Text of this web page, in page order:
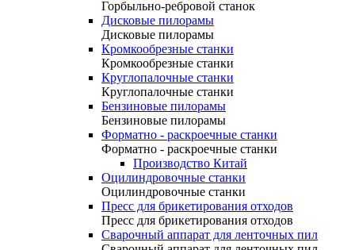
Горбыльно-ребровой станок
Дисковые пилорамы
Дисковые пилорамы
Кромкообрезные станки
Кромкообрезные станки
Круглопалочные станки
Круглопалочные станки
Бензиновые пилорамы
Бензиновые пилорамы
Форматно - раскроечные станки
Форматно - раскроечные станки
Производство Китай
Оцилиндровочные станки
Оцилиндровочные станки
Пресс для брикетирования отходов
Пресс для брикетирования отходов
Сварочный аппарат для ленточных пил